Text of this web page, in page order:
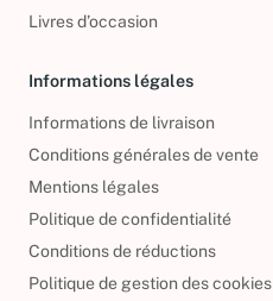
Livres d’occasion
Informations légales
Informations de livraison
Conditions générales de vente
Mentions légales
Politique de confidentialité
Conditions de réductions
Politique de gestion des cookies